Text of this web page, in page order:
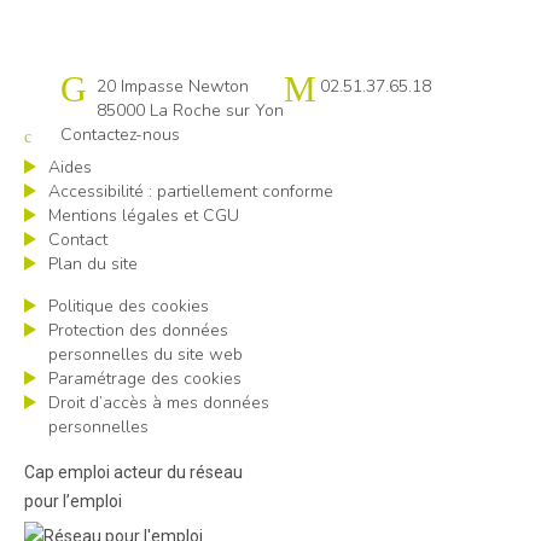
Cap emploi 85
20 Impasse Newton
85000 La Roche sur Yon
02.51.37.65.18
Contactez-nous
Aides
Accessibilité : partiellement conforme
Mentions légales et CGU
Contact
Plan du site
Politique des cookies
Protection des données
personnelles du site web
Paramétrage des cookies
Droit d’accès à mes données
personnelles
Cap emploi acteur du réseau
pour l’emploi